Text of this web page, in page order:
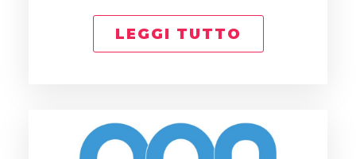
LEGGI TUTTO